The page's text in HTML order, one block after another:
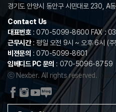
경기도 안양시 동안구 시민대로 230, A
Contact Us
대표번호: 070-5099-8600 FAX :
근무시간: 평일 오전 9시 ~ 오후 6시 (주
비젼문의 : 070-5099-8601
임베디드 PC 문의 : 070-5096-8759
ⓒ Nexber. All rights reserved.